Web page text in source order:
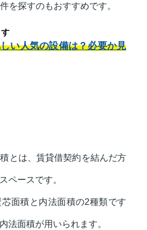
を探すのもおすすめです。
い人気の設備は？必要か見
とは、賃貸借契約を結んだ方
ペースです。
面積と内法面積の2種類です
法面積が用いられます。